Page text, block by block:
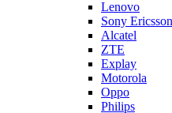
Explay
Motorola
Oppo
Philips
Acer
Vivo
OnePlus
Micromax